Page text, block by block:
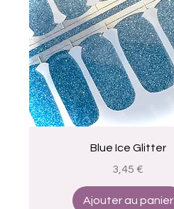
Aperçu rapide
Blue Ice Glitter
Prix
3,45 €
Ajouter au panier